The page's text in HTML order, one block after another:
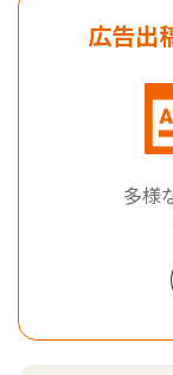
広告出
多様